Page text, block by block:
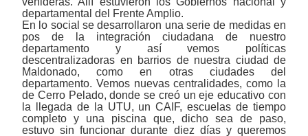
departamental del Frente Amplio.
En lo social se desarrollaron una serie de medidas en
pos de la integración ciudadana de nuestro
departamento y así vemos políticas
descentralizadoras en barrios de nuestra ciudad de
Maldonado, como en otras ciudades del
departamento. Vemos nuevas centralidades, como la
de Cerro Pelado, donde se creó un eje educativo con
la llegada de la UTU, un CAIF, escuelas de tiempo
completo y una piscina que, dicho sea de paso,
estuvo sin funcionar durante diez días y queremos